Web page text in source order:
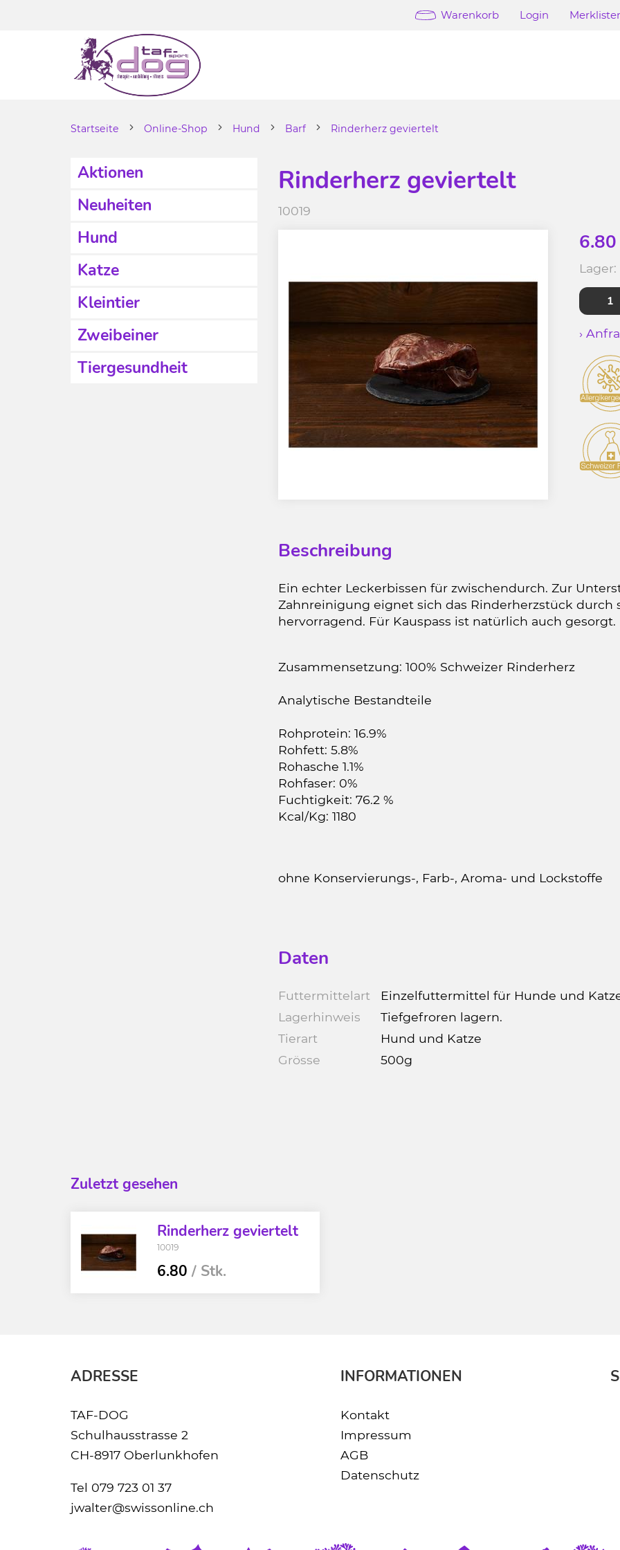
Warenkorb Login
Startseite Online-Shop Hund Barf Rinderherz geviertelt
Aktionen
Neuheiten
Hund
Katze
Kleintier
Zweibeiner
Tiergesundheit
Rinderherz geviertelt
10019
6.80
Lager:
›
Beschreibung
Ein echter Leckerbissen für zwischendurch. Zur
Zahnreinigung eignet sich das Rinderherzstück durch
hervorragend. Für Kauspass ist natürlich auch gesorgt.
Zusammensetzung: 100% Schweizer Rinderherz
Analytische Bestandteile
Rohprotein: 16.9%
Rohfett: 5.8%
Rohasche 1.1%
Rohfaser: 0%
Fuchtigkeit: 76.2 %
Kcal/Kg: 1180
ohne Konservierungs-, Farb-, Aroma- und Lockstoffe
Daten
Futtermittelart
Einzelfuttermittel für Hunde und
Lagerhinweis
Tiefgefroren lagern.
Tierart
Hund und Katze
Grösse
500g
Zuletzt gesehen
Rinderherz geviertelt
10019
6.80 / Stk.
ADRESSE
TAF-DOG
Schulhausstrasse 2
CH-8917 Oberlunkhofen
Tel 079 723 01 37
jwalter@swissonline.ch
INFORMATIONEN
Kontakt
Impressum
AGB
Datenschutz